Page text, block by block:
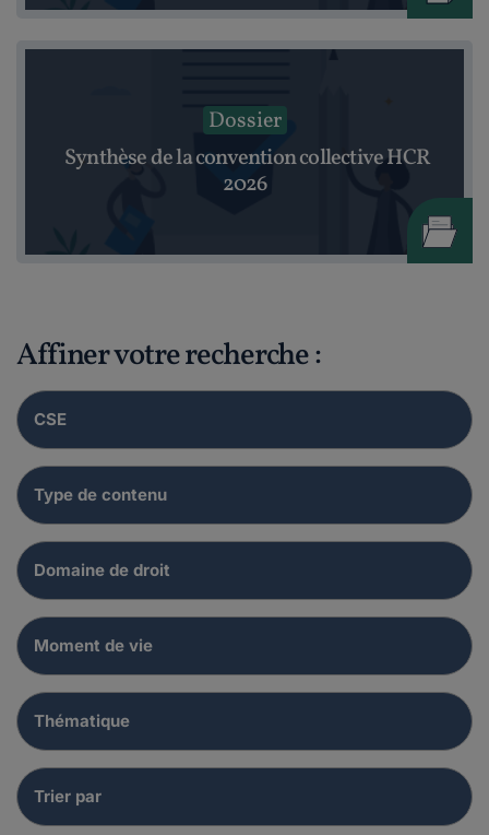
Dossier
Synthèse de la convention collective HCR
2026
Affiner votre recherche :